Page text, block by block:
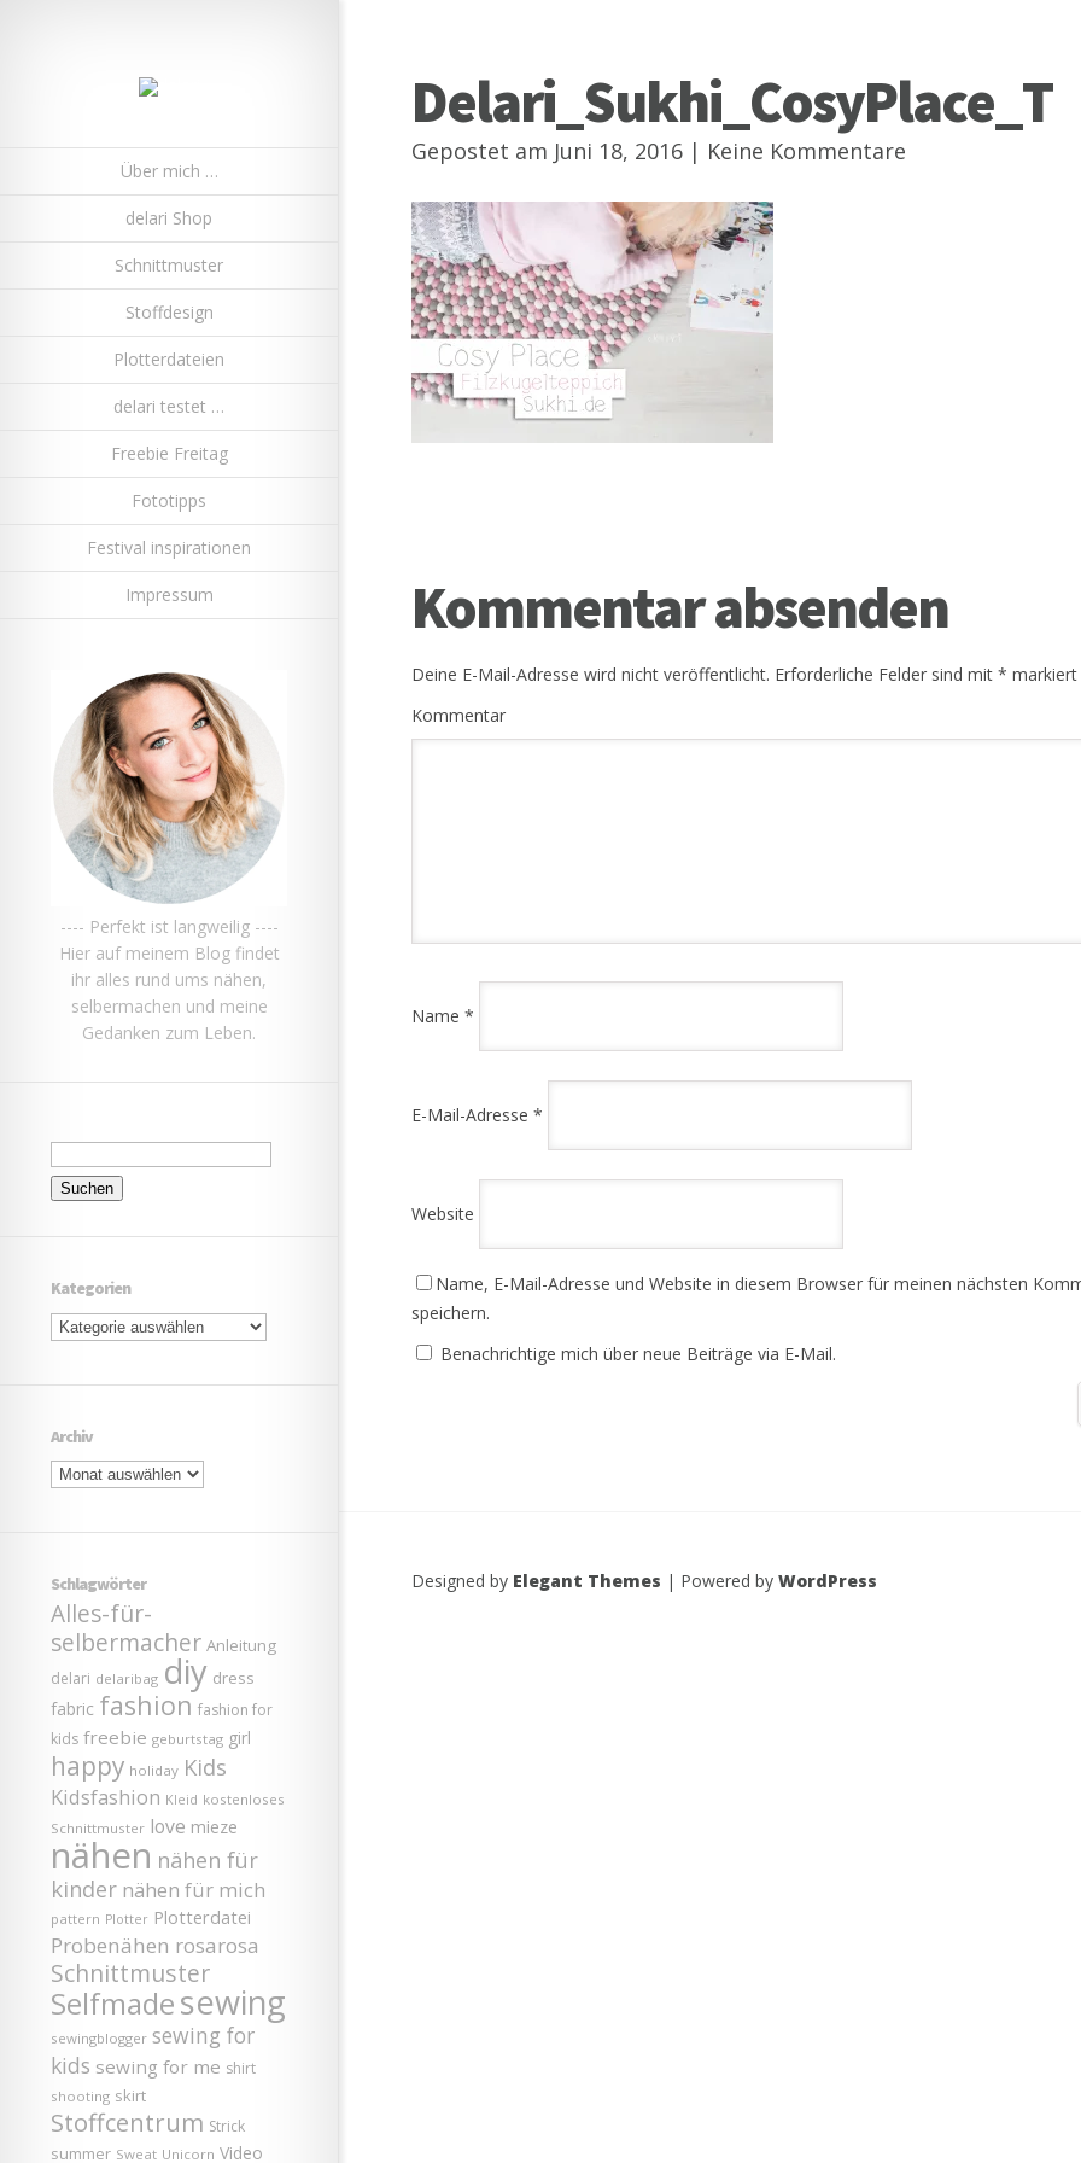
Über mich …
delari Shop
Schnittmuster
Stoffdesign
Plotterdateien
delari testet …
Freebie Freitag
Fototipps
Festival inspirationen
Impressum
---- Perfekt ist langweilig ----
Hier auf meinem Blog findet
ihr alles rund ums nähen,
selbermachen und meine
Gedanken zum Leben.
Suchen
nach:
Kategorien
Kategorien
Archiv
Archiv
Schlagwörter
Alles-für-
selbermacher Anleitung
delari delaribag diy dress
fabric fashion fashion for
kids freebie geburtstag girl
happy holiday Kids
Kidsfashion Kleid kostenloses
Schnittmuster love mieze
nähen nähen für
kinder nähen für mich
pattern Plotter Plotterdatei
Probenähen rosarosa
Schnittmuster
Selfmadesewing
sewingblogger sewing for
kids sewing for me shirt
shooting skirt
Stoffcentrum Strick
summer Sweat Unicorn Video
Delari_Sukhi_CosyPlace_T
Gepostet am Juni 18, 2016 | Keine Kommentare
Kommentar absenden
Deine E-Mail-Adresse wird nicht veröffentlicht. Erforderliche Felder sind mit * markiert
Kommentar
Name *
E-Mail-Adresse *
Website
Name, E-Mail-Adresse und Website in diesem Browser für meinen nächsten
speichern.
Benachrichtige mich über neue Beiträge via E-Mail.
Designed by Elegant Themes | Powered by WordPress